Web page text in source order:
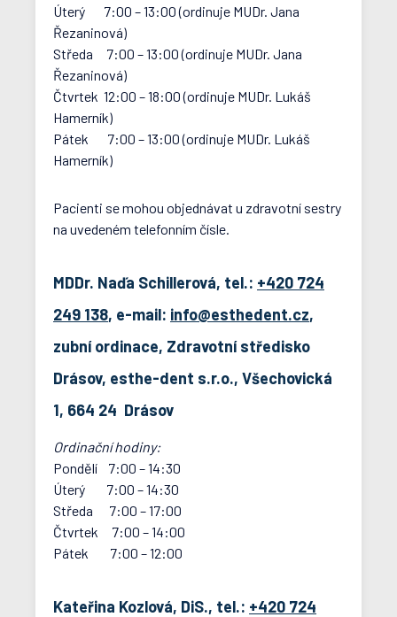
Úterý 7:00 – 13:00 (ordinuje MUDr. Jana
Řezaninová)
Středa 7:00 – 13:00 (ordinuje MUDr. Jana
Řezaninová)
Čtvrtek 12:00 – 18:00 (ordinuje MUDr. Lukáš
Hamerník)
Pátek 7:00 – 13:00 (ordinuje MUDr. Lukáš
Hamerník)
Pacienti se mohou objednávat u zdravotní sestry
na uvedeném telefonním čísle.
MDDr. Naďa Schillerová, tel.: +420 724
249 138, e-mail: info@esthedent.cz,
zubní ordinace, Zdravotní středisko
Drásov, esthe-dent s.r.o., Všechovická
1, 664 24 Drásov
Ordinační hodiny:
Pondělí 7:00 – 14:30
Úterý 7:00 – 14:30
Středa 7:00 – 17:00
Čtvrtek 7:00 – 14:00
Pátek 7:00 – 12:00
Kateřina Kozlová, DiS., tel.: +420 724